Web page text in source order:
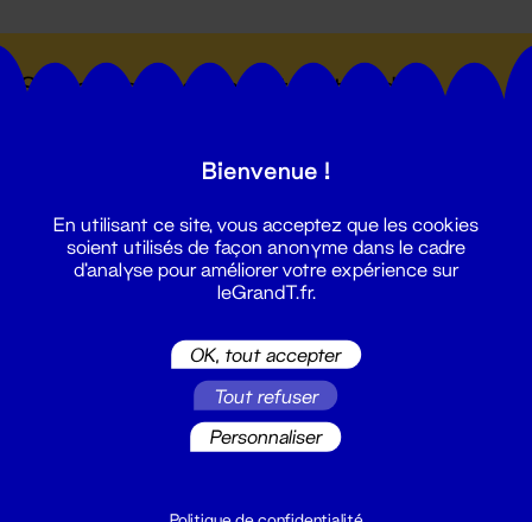
Suivez toutes les actualités du
Bienvenue !
En utilisant ce site, vous acceptez que les cookies
soient utilisés de façon anonyme dans le cadre
d'analyse pour améliorer votre expérience sur
leGrandT.fr.
OK, tout accepter
Tout refuser
Personnaliser